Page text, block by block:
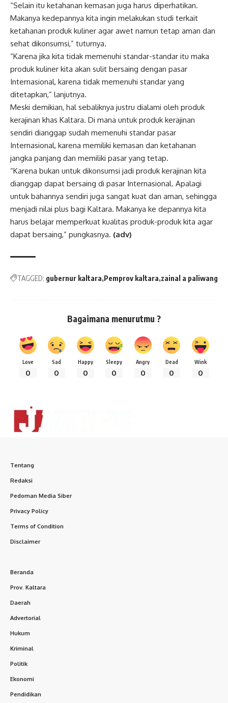
“Selain itu ketahanan kemasan juga harus diperhatikan.
Makanya kedepannya kita ingin melakukan studi terkait
ketahanan produk kuliner agar awet namun tetap aman dan
sehat dikonsumsi,” tuturnya.
“Karena jika kita tidak memenuhi standar-standar itu maka
produk kuliner kita akan sulit bersaing dengan pasar
Internasional, karena tidak memenuhi standar yang
ditetapkan,” lanjutnya.
Meski demikian, hal sebaliknya justru dialami oleh produk
kerajinan khas Kaltara. Di mana untuk produk kerajinan
sendiri dianggap sudah memenuhi standar pasar
Internasional, karena memiliki kemasan dan ketahanan
jangka panjang dan memiliki pasar yang tetap.
“Karena bukan untuk dikonsumsi jadi produk kerajinan kita
dianggap dapat bersaing di pasar Internasional. Apalagi
untuk bahannya sendiri juga sangat kuat dan aman, sehingga
menjadi nilai plus bagi Kaltara. Makanya ke depannya kita
harus belajar memperkuat kualitas produk-produk kita agar
dapat bersaing,” pungkasnya. (adv)
TAGGED: gubernur kaltara Pemprov kaltara zainal a paliwang
Bagaimana menurutmu ?
Love
0
Sad
0
Happy
0
Sleepy
0
Angry
0
Dead
0
Wink
0
Tentang
Redaksi
Pedoman Media Siber
Privacy Policy
Terms of Condition
Disclaimer
Beranda
Prov. Kaltara
Daerah
Advertorial
Hukum
Kriminal
Politik
Ekonomi
Pendidikan